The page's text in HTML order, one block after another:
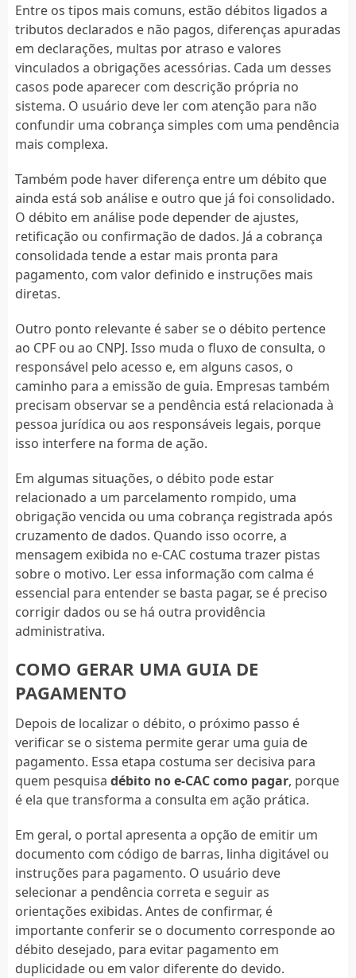
Entre os tipos mais comuns, estão débitos ligados a
tributos declarados e não pagos, diferenças apuradas
em declarações, multas por atraso e valores
vinculados a obrigações acessórias. Cada um desses
casos pode aparecer com descrição própria no
sistema. O usuário deve ler com atenção para não
confundir uma cobrança simples com uma pendência
mais complexa.
Também pode haver diferença entre um débito que
ainda está sob análise e outro que já foi consolidado.
O débito em análise pode depender de ajustes,
retificação ou confirmação de dados. Já a cobrança
consolidada tende a estar mais pronta para
pagamento, com valor definido e instruções mais
diretas.
Outro ponto relevante é saber se o débito pertence
ao CPF ou ao CNPJ. Isso muda o fluxo de consulta, o
responsável pelo acesso e, em alguns casos, o
caminho para a emissão de guia. Empresas também
precisam observar se a pendência está relacionada à
pessoa jurídica ou aos responsáveis legais, porque
isso interfere na forma de ação.
Em algumas situações, o débito pode estar
relacionado a um parcelamento rompido, uma
obrigação vencida ou uma cobrança registrada após
cruzamento de dados. Quando isso ocorre, a
mensagem exibida no e-CAC costuma trazer pistas
sobre o motivo. Ler essa informação com calma é
essencial para entender se basta pagar, se é preciso
corrigir dados ou se há outra providência
administrativa.
COMO GERAR UMA GUIA DE
PAGAMENTO
Depois de localizar o débito, o próximo passo é
verificar se o sistema permite gerar uma guia de
pagamento. Essa etapa costuma ser decisiva para
quem pesquisa débito no e-CAC como pagar, porque
é ela que transforma a consulta em ação prática.
Em geral, o portal apresenta a opção de emitir um
documento com código de barras, linha digitável ou
instruções para pagamento. O usuário deve
selecionar a pendência correta e seguir as
orientações exibidas. Antes de confirmar, é
importante conferir se o documento corresponde ao
débito desejado, para evitar pagamento em
duplicidade ou em valor diferente do devido.